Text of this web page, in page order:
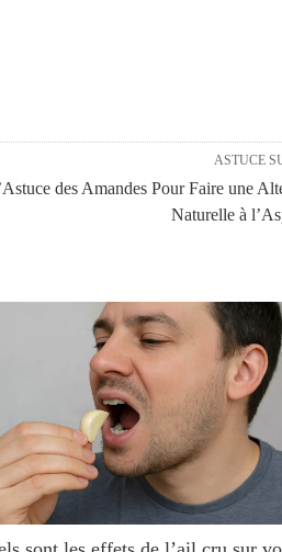
ASTUCE
des Amandes Pour Faire une
Naturelle à